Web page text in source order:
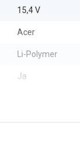
15,4 V
Acer
Li-Polymer
Ja
4550 mAh